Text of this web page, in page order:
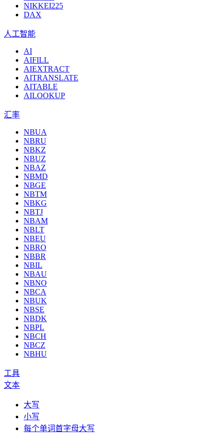
NIKKEI225
DAX
人工智能
AI
AIFILL
AIEXTRACT
AITRANSLATE
AITABLE
AILOOKUP
汇率
NBUA
NBRU
NBKZ
NBUZ
NBAZ
NBMD
NBGE
NBTM
NBKG
NBTJ
NBAM
NBLT
NBEU
NBRO
NBBR
NBIL
NBAU
NBNO
NBCA
NBUK
NBSE
NBDK
NBPL
NBCH
NBCZ
NBHU
工具
文本
大写
小写
每个单词首字母大写